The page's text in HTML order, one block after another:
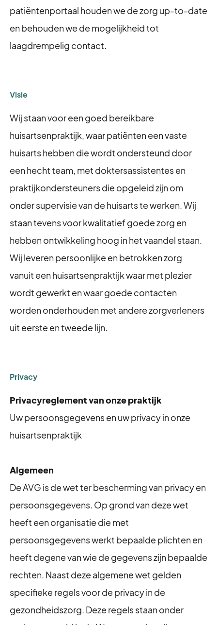
patiëntenportaal houden we de zorg up-to-date
en behouden we de mogelijkheid tot
laagdrempelig contact.
Visie
Wij staan voor een goed bereikbare
huisartsenpraktijk, waar patiënten een vaste
huisarts hebben die wordt ondersteund door
een hecht team, met doktersassistentes en
praktijkondersteuners die opgeleid zijn om
onder supervisie van de huisarts te werken. Wij
staan tevens voor kwalitatief goede zorg en
hebben ontwikkeling hoog in het vaandel staan.
Wij leveren persoonlijke en betrokken zorg
vanuit een huisartsenpraktijk waar met plezier
wordt gewerkt en waar goede contacten
worden onderhouden met andere zorgverleners
uit eerste en tweede lijn.
Privacy
Privacyreglement van onze praktijk
Uw persoonsgegevens en uw privacy in onze
huisartsenpraktijk
Algemeen
De AVG is de wet ter bescherming van privacy en
persoonsgegevens. Op grond van deze wet
heeft een organisatie die met
persoonsgegevens werkt bepaalde plichten en
heeft degene van wie de gegevens zijn bepaalde
rechten. Naast deze algemene wet gelden
specifieke regels voor de privacy in de
gezondheidszorg. Deze regels staan onder